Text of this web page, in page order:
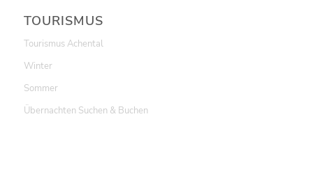
TOURISMUS
Tourismus Achental
Winter
Sommer
Übernachten Suchen & Buchen